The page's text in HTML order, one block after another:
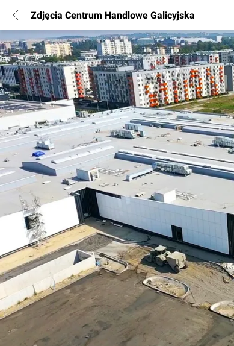
POPULARNE REGIONY
Warszawa
Wrocław
Poznań
Katowice
Gdańsk
Łódź
INFORMACJE
Regulamin
Polityka
Marketing nieruchomości
Zdjęcia Centrum Handlowe Galicyjska